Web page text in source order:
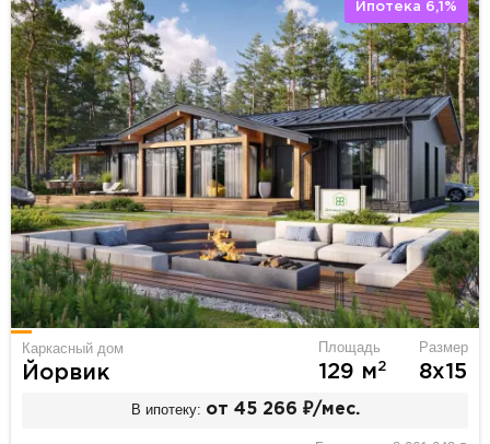
Ипотека 6,1%
Каркасный дом
Йорвик
Площадь
129 м2
Размер
8х15
В ипотеку: от 45 266 ₽/мес.